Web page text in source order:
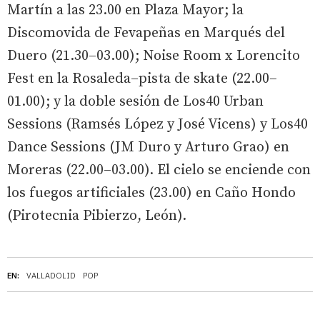
EN: VALLADOLID POP
Martín a las 23.00 en Plaza Mayor; la
Discomovida de Fevapeñas en Marqués del
Duero (21.30–03.00); Noise Room x Lorencito
Fest en la Rosaleda–pista de skate (22.00–
01.00); y la doble sesión de Los40 Urban
Sessions (Ramsés López y José Vicens) y Los40
Dance Sessions (JM Duro y Arturo Grao) en
Moreras (22.00–03.00). El cielo se enciende con
los fuegos artificiales (23.00) en Caño Hondo
(Pirotecnia Pibierzo, León).